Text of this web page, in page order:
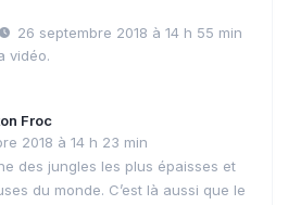
26 septembre 2018 à 14 h 55 min
vidéo.
Froc
2018 à 14 h 23 min
des jungles les plus épaisses et
du monde. C’est là aussi que le